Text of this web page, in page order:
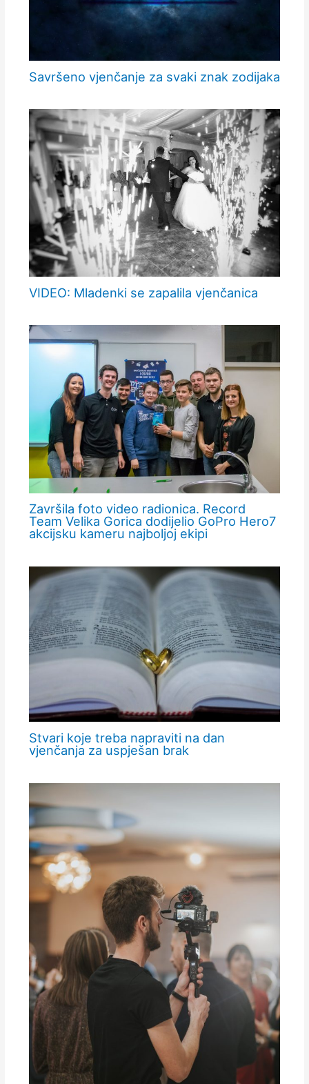
Savršeno vjenčanje za svaki znak zodijaka
VIDEO: Mladenki se zapalila vjenčanica
Završila foto video radionica. Record
Team Velika Gorica dodijelio GoPro Hero7
akcijsku kameru najboljoj ekipi
Stvari koje treba napraviti na dan
vjenčanja za uspješan brak